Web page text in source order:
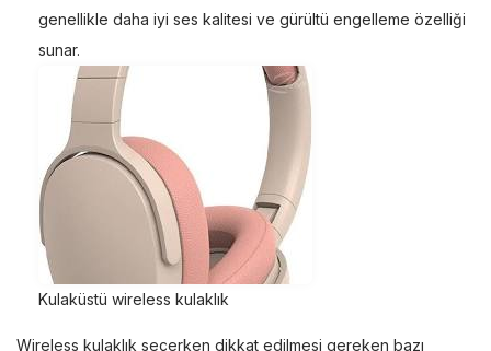
genellikle daha iyi ses kalitesi ve gürültü engelleme özelliği
sunar.
Kulaküstü wireless kulaklık
Wireless kulaklık seçerken dikkat edilmesi gereken bazı